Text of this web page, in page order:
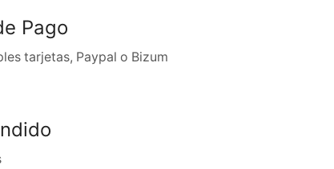
Pago
tarjetas, Paypal o Bizum